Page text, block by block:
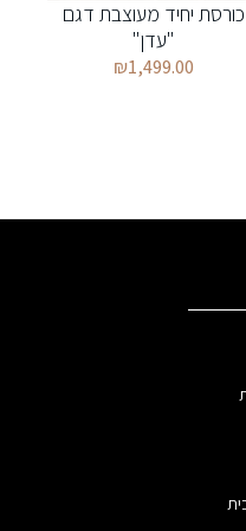
כורסת יחיד מעוצבת דגם
"עדן"
₪1,499.00